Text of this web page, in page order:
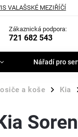
VALAŠSKÉ MEZIŘÍČÍ
Zákaznická podpora:
721 682 543
Nářadí pro
a koše / Kia /